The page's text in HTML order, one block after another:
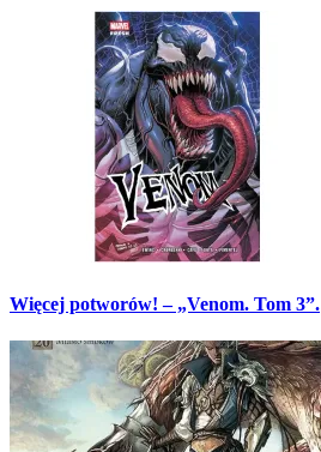
Więcej potworów! – „Venom. Tom 3”.